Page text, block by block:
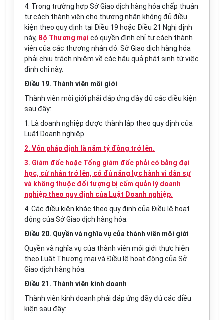
4. Trong trường hợp Sở Giao dịch hàng hóa chấp thuận
tư cách thành viên cho thương nhân không đủ điều
kiện theo quy định tại Điều 19 hoặc Điều 21 Nghị định
này, Bộ Thương mại có quyền đình chỉ tư cách thành
viên của các thương nhân đó. Sở Giao dịch hàng hóa
phải chịu trách nhiệm về các hậu quả phát sinh từ việc
đình chỉ này.
Điều 19. Thành viên môi giới
Thành viên môi giới phải đáp ứng đầy đủ các điều kiện
sau đây:
1. Là doanh nghiệp được thành lập theo quy định của
Luật Doanh nghiệp.
2. Vốn pháp định là năm tỷ đồng trở lên.
3. Giám đốc hoặc Tổng giám đốc phải có bằng đại
học, cử nhân trở lên, có đủ năng lực hành vi dân sự
và không thuộc đối tượng bị cấm quản lý doanh
nghiệp theo quy định của Luật Doanh nghiệp.
4. Các điều kiện khác theo quy định của Điều lệ hoạt
động của Sở Giao dịch hàng hóa.
Điều 20. Quyền và nghĩa vụ của thành viên môi giới
Quyền và nghĩa vụ của thành viên môi giới thực hiện
theo Luật Thương mại và Điều lệ hoạt động của Sở
Giao dịch hàng hóa.
Điều 21. Thành viên kinh doanh
Thành viên kinh doanh phải đáp ứng đầy đủ các điều
kiện sau đây: